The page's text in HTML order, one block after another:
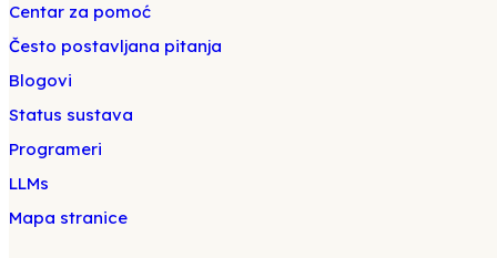
Centar za pomoć
Često postavljana pitanja
Blogovi
Status sustava
Programeri
LLMs
Mapa stranice